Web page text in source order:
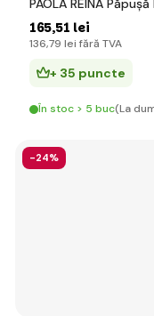
PAOLA REINA
165,51 lei
136,79 lei fără TVA
+ 35 puncte
În stoc > 5 buc(La
-24%